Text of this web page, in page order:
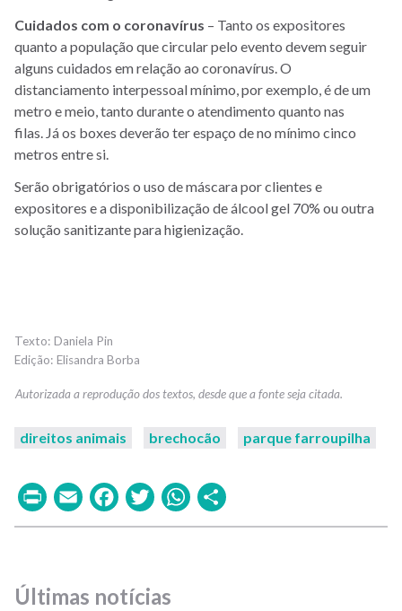
Cuidados com o coronavírus – Tanto os expositores
quanto a população que circular pelo evento devem seguir
alguns cuidados em relação ao coronavírus. O
distanciamento interpessoal mínimo, por exemplo, é de um
metro e meio, tanto durante o atendimento quanto nas
filas. Já os boxes deverão ter espaço de no mínimo cinco
metros entre si.
Serão obrigatórios o uso de máscara por clientes e
expositores e a disponibilização de álcool gel 70% ou outra
solução sanitizante para higienização.
Daniela Pin
Elisandra Borba
direitos animais brechocão parque farroupilha
PrintEmailFacebook
TwitterWhatsApp
Últimas notícias